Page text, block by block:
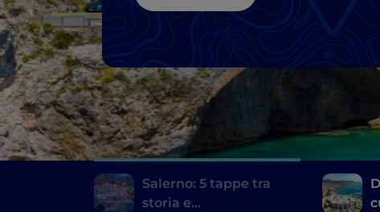
Salerno: 5 tappe tra
storia e